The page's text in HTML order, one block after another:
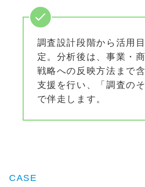
調査設計段階から活用
定。分析後は、事業・
戦略への反映方法まで
支援を行い、「調査の
で伴走します。
CASE